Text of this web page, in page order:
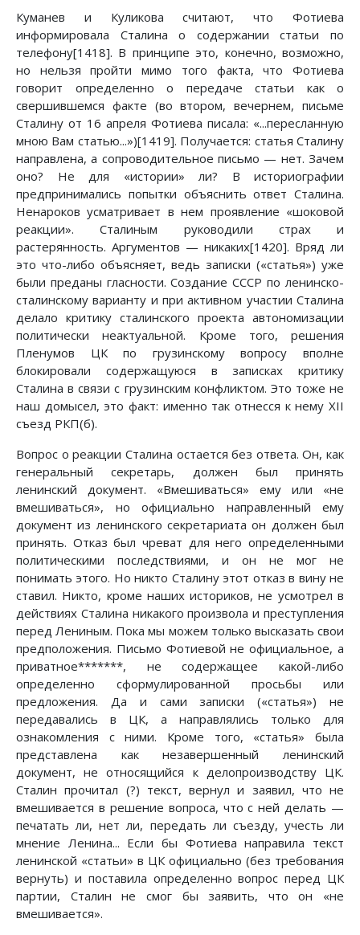
Куманев и Куликова считают, что Фотиева
информировала Сталина о содержании статьи по
телефону[1418]. В принципе это, конечно, возможно,
но нельзя пройти мимо того факта, что Фотиева
говорит определенно о передаче статьи как о
свершившемся факте (во втором, вечернем, письме
Сталину от 16 апреля Фотиева писала: «...пересланную
мною Вам статью...»)[1419]. Получается: статья Сталину
направлена, а сопроводительное письмо — нет. Зачем
оно? Не для «истории» ли? В историографии
предпринимались попытки объяснить ответ Сталина.
Ненароков усматривает в нем проявление «шоковой
реакции». Сталиным руководили страх и
растерянность. Аргументов — никаких[1420]. Вряд ли
это что-либо объясняет, ведь записки («статья») уже
были преданы гласности. Создание СССР по ленинско-
сталинскому варианту и при активном участии Сталина
делало критику сталинского проекта автономизации
политически неактуальной. Кроме того, решения
Пленумов ЦК по грузинскому вопросу вполне
блокировали содержащуюся в записках критику
Сталина в связи с грузинским конфликтом. Это тоже не
наш домысел, это факт: именно так отнесся к нему XII
съезд РКП(б).
Вопрос о реакции Сталина остается без ответа. Он, как
генеральный секретарь, должен был принять
ленинский документ. «Вмешиваться» ему или «не
вмешиваться», но официально направленный ему
документ из ленинского секретариата он должен был
принять. Отказ был чреват для него определенными
политическими последствиями, и он не мог не
понимать этого. Но никто Сталину этот отказ в вину не
ставил. Никто, кроме наших историков, не усмотрел в
действиях Сталина никакого произвола и преступления
перед Лениным. Пока мы можем только высказать свои
предположения. Письмо Фотиевой не официальное, а
приватное*******, не содержащее какой-либо
определенно сформулированной просьбы или
предложения. Да и сами записки («статья») не
передавались в ЦК, а направлялись только для
ознакомления с ними. Кроме того, «статья» была
представлена как незавершенный ленинский
документ, не относящийся к делопроизводству ЦК.
Сталин прочитал (?) текст, вернул и заявил, что не
вмешивается в решение вопроса, что с ней делать —
печатать ли, нет ли, передать ли съезду, учесть ли
мнение Ленина... Если бы Фотиева направила текст
ленинской «статьи» в ЦК официально (без требования
вернуть) и поставила определенно вопрос перед ЦК
партии, Сталин не смог бы заявить, что он «не
вмешивается».